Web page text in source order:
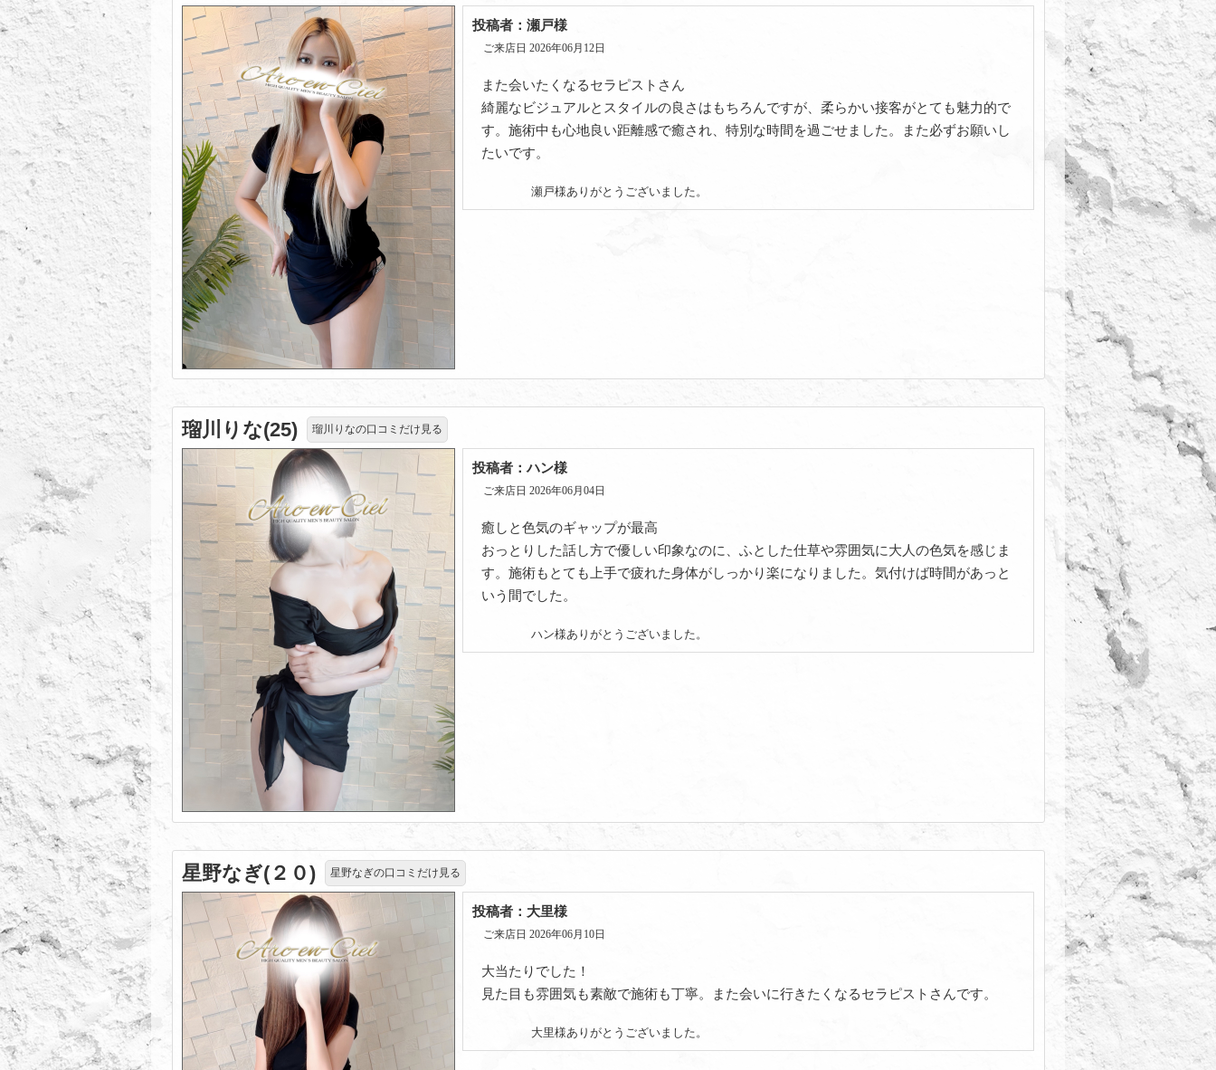
投稿者：瀬戸様
ご来店日 2026年06月12日
また会いたくなるセラピストさん
綺麗なビジュアルとスタイルの良さはもちろんですが、柔らかい接客がとても魅力的で
す。施術中も心地良い距離感で癒され、特別な時間を過ごせました。また必ずお願いし
たいです。
瀬戸様ありがとうございました。
瑠川りな(25) 瑠川りなの口コミだけ見る
投稿者：ハン様
ご来店日 2026年06月04日
癒しと色気のギャップが最高
おっとりした話し方で優しい印象なのに、ふとした仕草や雰囲気に大人の色気を感じま
す。施術もとても上手で疲れた身体がしっかり楽になりました。気付けば時間があっと
いう間でした。
ハン様ありがとうございました。
星野なぎ(２０) 星野なぎの口コミだけ見る
投稿者：大里様
ご来店日 2026年06月10日
大当たりでした！
見た目も雰囲気も素敵で施術も丁寧。また会いに行きたくなるセラピストさんです。
大里様ありがとうございました。